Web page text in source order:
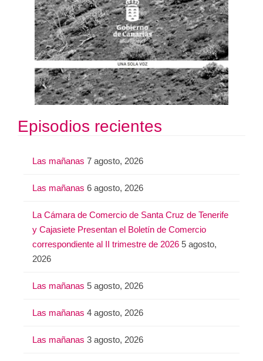
Episodios recientes
Las mañanas 7 agosto, 2026
Las mañanas 6 agosto, 2026
La Cámara de Comercio de Santa Cruz de Tenerife
y Cajasiete Presentan el Boletín de Comercio
correspondiente al II trimestre de 2026 5 agosto,
2026
Las mañanas 5 agosto, 2026
Las mañanas 4 agosto, 2026
Las mañanas 3 agosto, 2026